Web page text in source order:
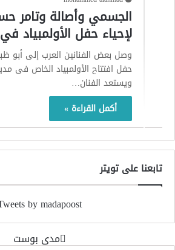
الجسمي وأصالة وتامر
لإحياء حفل الأولمبياد
وصل بعض الفنانين العرب إلى أبو
حفل افتتاح الأولمبياد الخاص فى
ويستعد الفنان…
أكمل القراءة »
تابعنا على تويتر
by madapoost
‏مدى بوست‏